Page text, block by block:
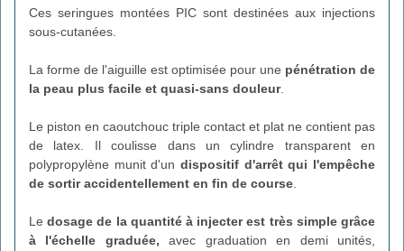
Ces seringues montées PIC sont destinées aux injections
sous-cutanées.
La forme de l'aiguille est optimisée pour une pénétration de
la peau plus facile et quasi-sans douleur.
Le piston en caoutchouc triple contact et plat ne contient pas
de latex. Il coulisse dans un cylindre transparent en
polypropylène munit d'un dispositif d'arrêt qui l'empêche
de sortir accidentellement en fin de course.
Ledosage de la quantité à injecter est très simple grâce
à l'échelle graduée, avec graduation en demi unités,